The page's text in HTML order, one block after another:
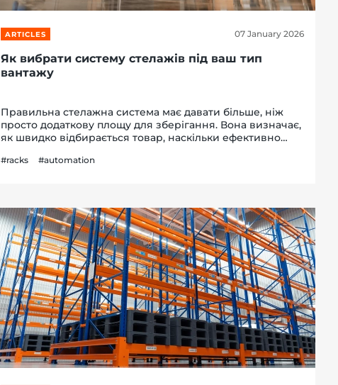
ARTICLES 07 January 2026
Як вибрати систему стелажів під ваш тип
вантажу
Правильна стелажна система має давати більше, ніж
просто додаткову площу для зберігання. Вона визначає,
як швидко відбирається товар, наскільки ефективно
вашого вантажу. У цьому матеріалі від Sklad Se...
#racks #automation